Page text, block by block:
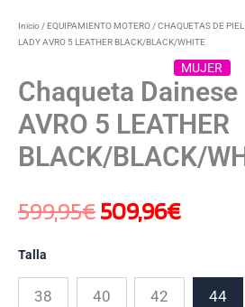
Inicio /EQUIPAMIENTO MOTERO /CHAQUETAS DE
LADY AVRO 5 LEATHER BLACK/BLACK/WHITE
MUJER
Chaqueta Dainese
AVRO 5 LEATHER
BLACK/BLACK/
599,95€509,96€
Talla
38 40 42 44